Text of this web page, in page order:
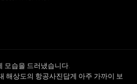
모습을 드러냈습니다.
해상도의 항공사진답게 아주 가까이 보